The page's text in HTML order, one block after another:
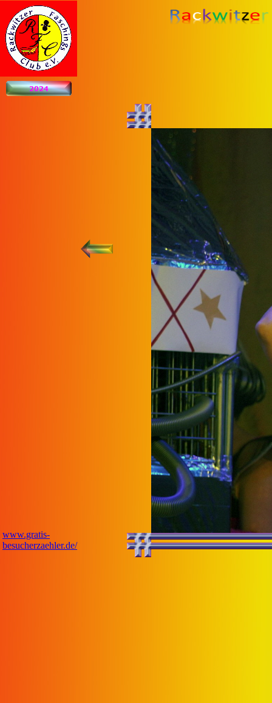
www.gratis-
besucherzaehler.de/